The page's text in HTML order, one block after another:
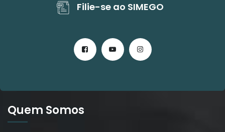
Filie-se ao SIMEGO
Quem Somos